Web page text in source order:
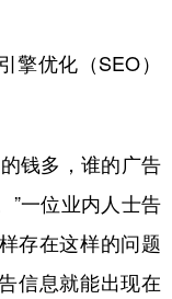
西藏
عربى
优化（SEO）
钱多，谁的广告
”一位业内人士告
存在这样的问题
信息就能出现在